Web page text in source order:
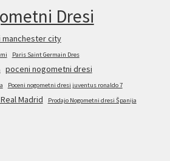
Dresi
city
Paris Saint Germain Dres
poceni nogometni dresi
Poceni nogometni dresi juventus ronaldo 7
Madrid
Prodajo Nogometni dresi Španija